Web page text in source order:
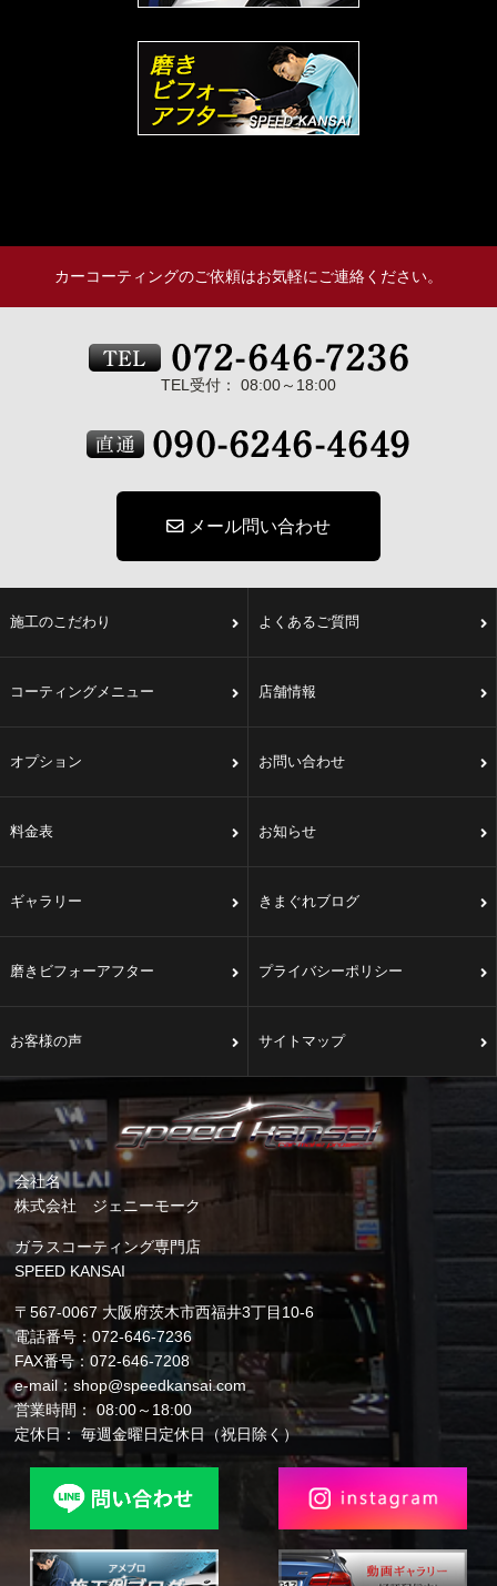
カーコーティングのご依頼はお気軽にご連絡ください。
TEL受付： 08:00～18:00
メール問い合わせ
施工のこだわり よくあるご質問
コーティングメニュー 店舗情報
オプション お問い合わせ
料金表 お知らせ
ギャラリー きまぐれブログ
磨きビフォーアフター プライバシーポリシー
お客様の声 サイトマップ
会社名
株式会社 ジェニーモーク
ガラスコーティング専門店
SPEED KANSAI
〒567-0067 大阪府茨木市西福井3丁目10-6
電話番号：072-646-7236
FAX番号：072-646-7208
e-mail：shop@speedkansai.com
営業時間： 08:00～18:00
定休日： 毎週金曜日定休日（祝日除く）